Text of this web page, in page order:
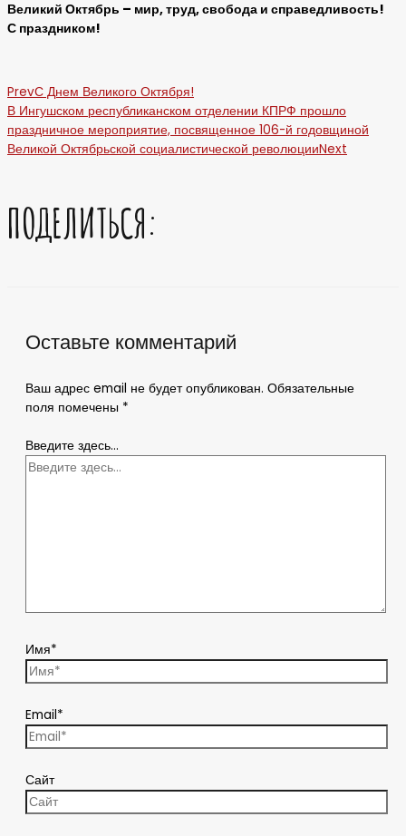
Великий Октябрь – мир, труд, свобода и справедливость!
С праздником!
PrevС Днем Великого Октября!
В Ингушском республиканском отделении КПРФ прошло
праздничное мероприятие, посвященное 106-й годовщиной
Великой Октябрьской социалистической революцииNext
ПОДЕЛИТЬСЯ:
Оставьте комментарий
Ваш адрес email не будет опубликован. Обязательные
поля помечены *
Введите здесь...
Имя*
Email*
Сайт